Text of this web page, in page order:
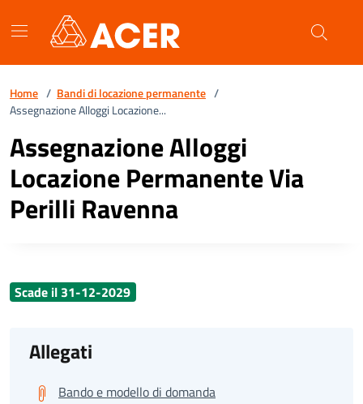
Home / Bandi di locazione permanente /
Assegnazione Alloggi Locazione...
Assegnazione Alloggi
Locazione Permanente Via
Perilli Ravenna
Scade il 31-12-2029
Allegati
Bando e modello di domanda